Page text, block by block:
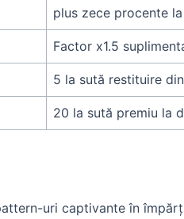
plus zece procente
Factor x1.5
5 la sută restituire
20 la sută premiu la
uri captivante în